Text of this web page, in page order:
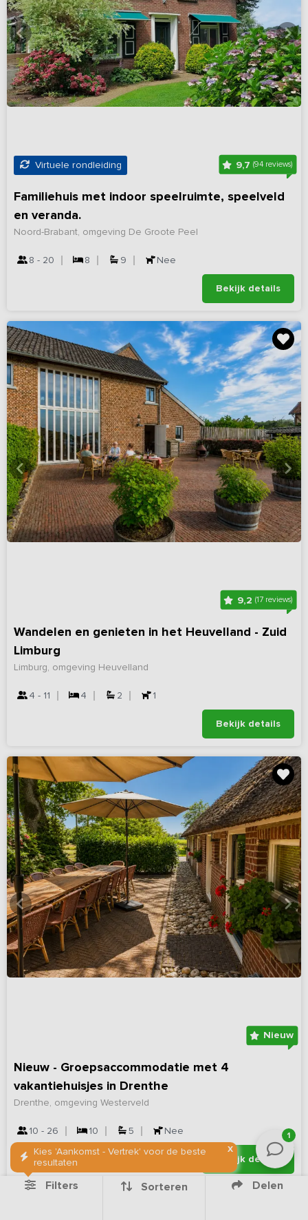
Virtuele rondleiding 9,7(94 reviews)
Familiehuis met indoor speelruimte, speelveld
en veranda.
Noord-Brabant, omgeving De Groote Peel
8 - 20 8 9 Nee
Bekijk details
9,2(17 reviews)
Wandelen en genieten in het Heuvelland - Zuid
Limburg
Limburg, omgeving Heuvelland
4 - 11 4 2 1
Bekijk details
Nieuw
Nieuw - Groepsaccommodatie met 4
vakantiehuisjes in Drenthe
Drenthe, omgeving Westerveld
10 - 26 10 5 Nee
Bekijk details
X
Kies 'Aankomst - Vertrek' voor de beste
resultaten
1
Filters Sorteren Delen